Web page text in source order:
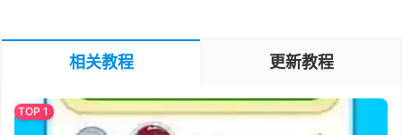
相关教程 更新教程